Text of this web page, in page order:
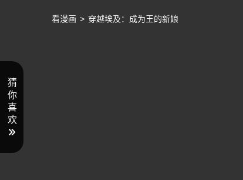
看漫画 > 穿越埃及：成为王的新娘
猜
你
喜
欢